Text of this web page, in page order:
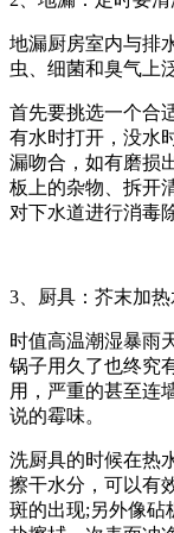
地漏厨房室内与排
虫、细菌和臭气上
首先要挑选一个合
有水时打开，没水
漏吻合，如有磨损
板上的杂物、拆开
对下水道进行消毒
3、厨具：芥末加
时值高温潮湿暴雨
锅子用久了也终究
用，严重的甚至连
说的霉味。
洗厨具的时候在热
擦干水分，可以有
斑的出现;另外像砧